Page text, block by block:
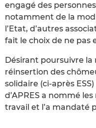
engagé des
notamment de la
l’Etat, d’autres
fait le choix de ne pas
Désirant poursuivre
réinsertion des
solidaire (ci-après
d’APRES a nommé
travail et l’a mandaté